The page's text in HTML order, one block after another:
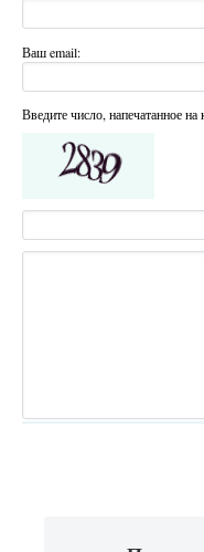
Ваш email:
Введите число, напечатанное на